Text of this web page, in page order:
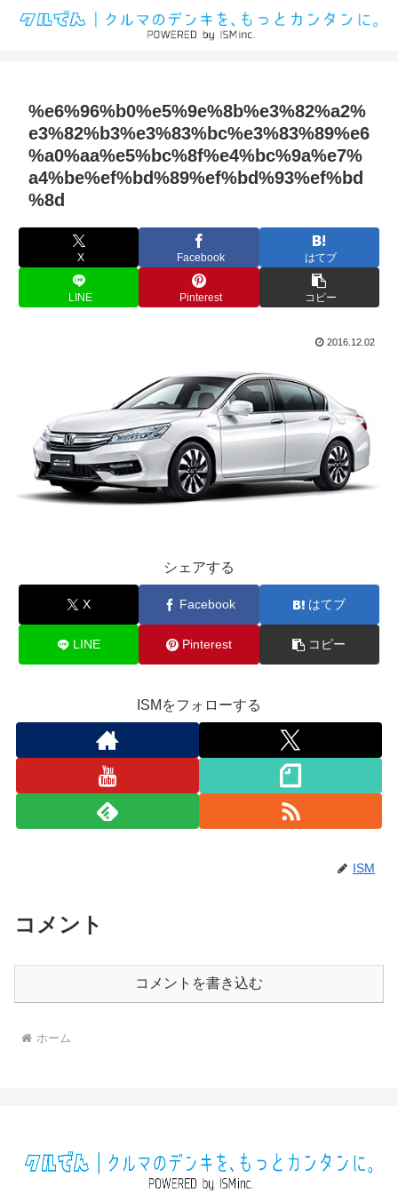
%e6%96%b0%e5%9e%8b%e3%82%a2%
e3%82%b3%e3%83%bc%e3%83%89%e6
%a0%aa%e5%bc%8f%e4%bc%9a%e7%
a4%be%ef%bd%89%ef%bd%93%ef%bd
%8d
X Facebook はてブ
LINE Pinterest コピー
2016.12.02
シェアする
X Facebook はてブ
LINE Pinterest コピー
ISMをフォローする
ISM
コメント
コメントを書き込む
ホーム